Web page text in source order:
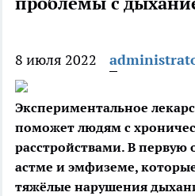
8 июля 2022
Экспериментальное
поможет людям с
расстройствами. В первую
астме и эмфиземе,
тяжёлые нарушения